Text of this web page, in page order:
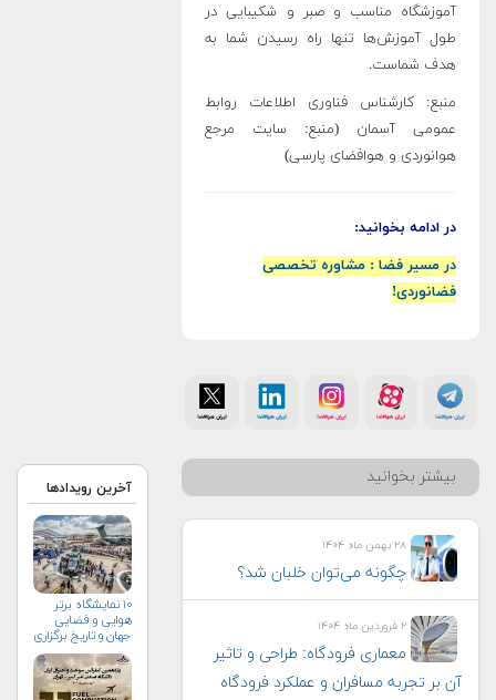
آموزشگاه مناسب و صبر و شکیبایی در
طول آموزش‌ها تنها راه رسیدن شما به
هدف شماست.
منبع: کارشناس فناوری اطلاعات روابط
عمومی آسمان (منبع: سایت مرجع
هوانوردی و هوافضای پارسی)
در ادامه بخوانید:
در مسیر فضا : مشاوره تخصصی
فضانوردی!
بیشتر بخوانید
۲۸ بهمن ماه ۱۴۰۴
چگونه می‌توان خلبان شد؟
۲ فروردین ماه ۱۴۰۴
معماری فرودگاه: طراحی و تاثیر
آن بر تجربه مسافران و عملکرد فرودگاه
آخرین رویدادها
۱۰ نمایشگاه برتر
هوایی و فضایی
جهان و تاریخ برگزاری
آن‌ها